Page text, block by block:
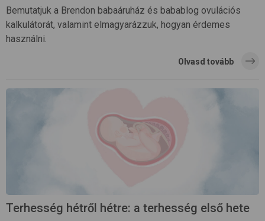
Bemutatjuk a Brendon babaáruház és babablog ovulációs
kalkulátorát, valamint elmagyarázzuk, hogyan érdemes
használni.
Olvasd tovább
Terhesség hétről hétre: a terhesség első hete